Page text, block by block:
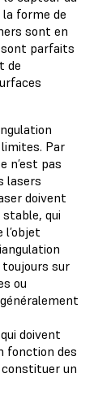
forme de
sont en
sont parfaits
de
Par
n’est pas
lasers
doivent
stable, qui
l’objet
sur
ou
doivent
fonction des
un